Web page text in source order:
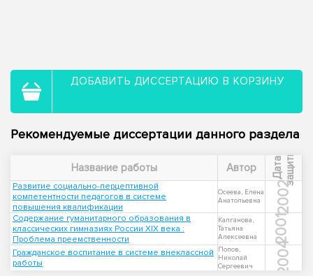
ДОБАВИТЬ ДИССЕРТАЦИЮ В КОРЗИНУ
Рекомендуемые диссертации данного раздела
Название работы Автор Д
а
т
а
з
а
щ
и
т ы
Развитие социально-перцептивной
компетентности педагогов в системе
повышения квалификации
Осеева, Елена
Анатольевна
2002
Содержание гуманитарного образования в
классических гимназиях России XIX века :
Проблема преемственности
Калганова,
Татьяна
Алексеевна
2001
Гражданское воспитание в системе внеклассной
работы
Попов,
Николай
Сергеевич
2004